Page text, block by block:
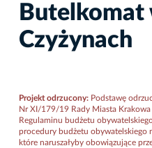
Butelkomat
Czyżynach
Projekt odrzucony: Podstawę
Nr XI/179/19 Rady Miasta
Regulaminu budżetu
procedury budżetu obywatelskiego
które naruszałyby obowiązujące